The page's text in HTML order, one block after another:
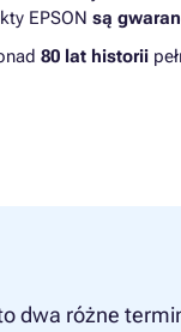
EPSON są
80 lat historii
dwa różne